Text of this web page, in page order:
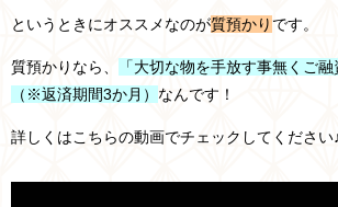
というときにオススメなのが質預かり です。
質預かりなら、
「大切な物を手放す事無くご融
（※返済期間3か月） なんです！
詳しくはこちらの動画でチェックしてください